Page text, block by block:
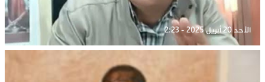
الأحد 20 أبريل 2025 - 2:23